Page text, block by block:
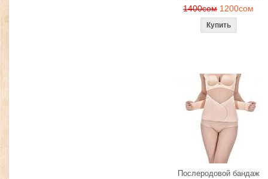
1400сом 1200сом
Послеродовой бандаж